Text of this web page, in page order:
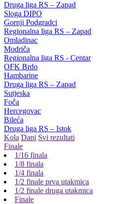
Druga liga RS – Zapad
Sloga DIPO
Gornji Podgradci
Regionalna liga RS – Zapad
Omladinac
Modriča
Regionalna liga RS - Centar
OFK Brdo
Hambarine
Druga liga RS – Zapad
Sutjeska
Foča
Hercegovac
Bileća
Druga liga RS – Istok
Kola Dani Svi rezultati
Finale
1/16 finala
1/8 finala
1/4 finala
1/2 finale prva utakmica
1/2 finale druga utakmica
Finale